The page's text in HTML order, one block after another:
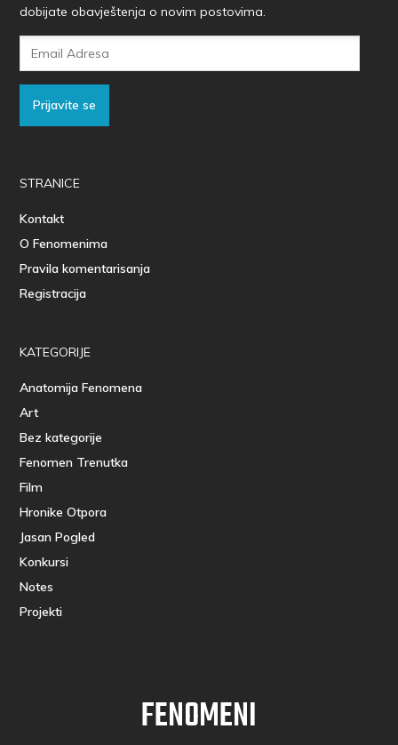
dobijate obavještenja o novim postovima.
Prijavite se
STRANICE
Kontakt
O Fenomenima
Pravila komentarisanja
Registracija
KATEGORIJE
Anatomija Fenomena
Art
Bez kategorije
Fenomen Trenutka
Film
Hronike Otpora
Jasan Pogled
Konkursi
Notes
Projekti
FENOMENI